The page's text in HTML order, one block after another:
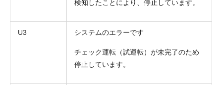
検知したことにより、停止しています。
U3 システムのエラーです
チェック運転（試運転）が未完了のため
停止しています。